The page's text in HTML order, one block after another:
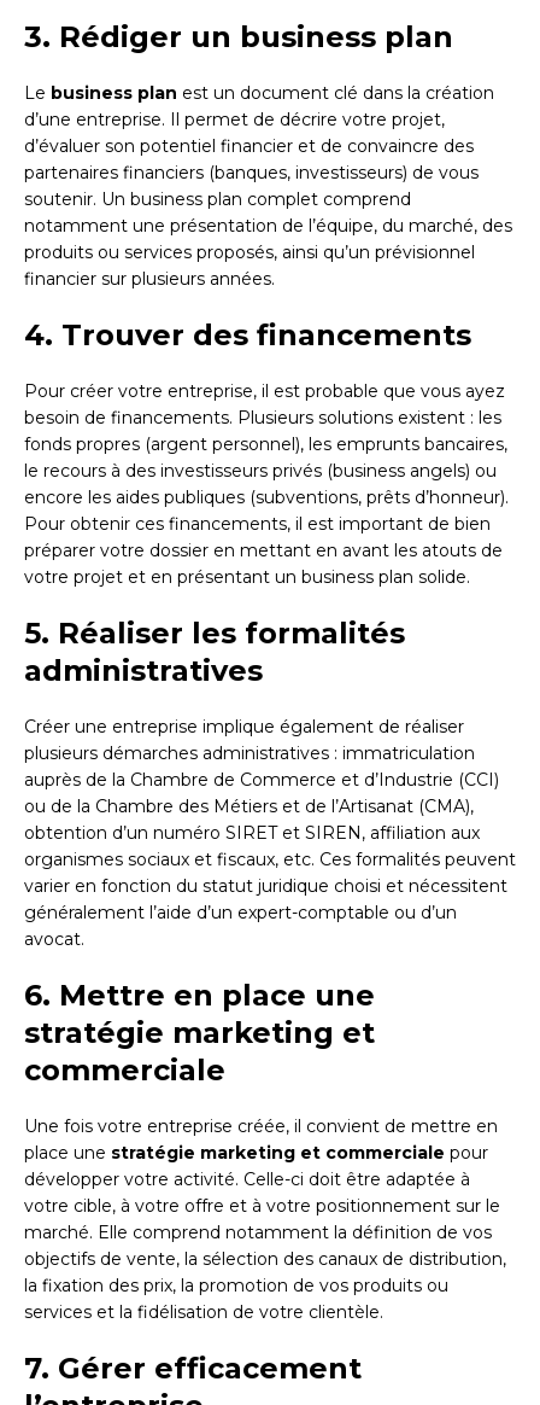
3. Rédiger un business plan
Le business plan est un document clé dans la création
d’une entreprise. Il permet de décrire votre projet,
d’évaluer son potentiel financier et de convaincre des
partenaires financiers (banques, investisseurs) de vous
soutenir. Un business plan complet comprend
notamment une présentation de l’équipe, du marché, des
produits ou services proposés, ainsi qu’un prévisionnel
financier sur plusieurs années.
4. Trouver des financements
Pour créer votre entreprise, il est probable que vous ayez
besoin de financements. Plusieurs solutions existent : les
fonds propres (argent personnel), les emprunts bancaires,
le recours à des investisseurs privés (business angels) ou
encore les aides publiques (subventions, prêts d’honneur).
Pour obtenir ces financements, il est important de bien
préparer votre dossier en mettant en avant les atouts de
votre projet et en présentant un business plan solide.
5. Réaliser les formalités
administratives
Créer une entreprise implique également de réaliser
plusieurs démarches administratives : immatriculation
auprès de la Chambre de Commerce et d’Industrie (CCI)
ou de la Chambre des Métiers et de l’Artisanat (CMA),
obtention d’un numéro SIRET et SIREN, affiliation aux
organismes sociaux et fiscaux, etc. Ces formalités peuvent
varier en fonction du statut juridique choisi et nécessitent
généralement l’aide d’un expert-comptable ou d’un
avocat.
6. Mettre en place une
stratégie marketing et
commerciale
Une fois votre entreprise créée, il convient de mettre en
place une stratégie marketing et commerciale pour
développer votre activité. Celle-ci doit être adaptée à
votre cible, à votre offre et à votre positionnement sur le
marché. Elle comprend notamment la définition de vos
objectifs de vente, la sélection des canaux de distribution,
la fixation des prix, la promotion de vos produits ou
services et la fidélisation de votre clientèle.
7. Gérer efficacement